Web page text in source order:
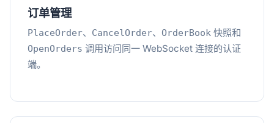
订单管理
PlaceOrder、 CancelOrder、 OrderBook 快照和
OpenOrders 调用访问同一 WebSocket 连接的认证
端。